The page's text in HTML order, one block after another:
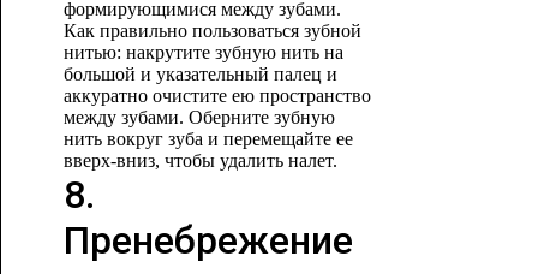
формирующимися между зубами.
Как правильно пользоваться зубной
нитью: накрутите зубную нить на
большой и указательный палец и
аккуратно очистите ею пространство
между зубами. Оберните зубную
нить вокруг зуба и перемещайте ее
вверх-вниз, чтобы удалить налет.
8.
Пренебрежение